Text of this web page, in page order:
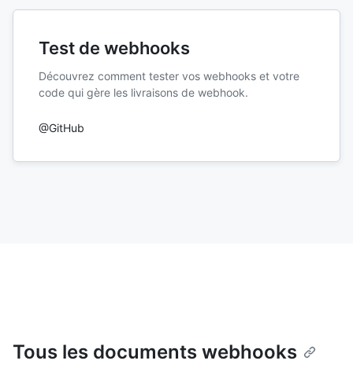
Test de webhooks
Découvrez comment tester vos webhooks et votre
code qui gère les livraisons de webhook.
@GitHub
Tous les documents webhooks